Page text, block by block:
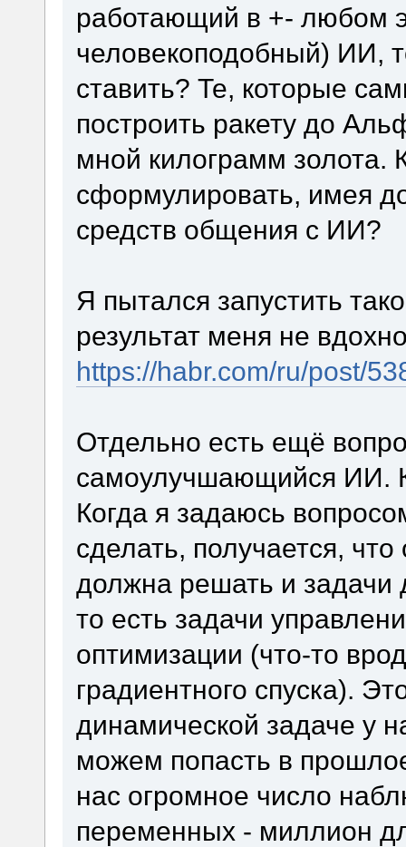
работающий в +- любом
человекоподобный) ИИ,
ставить? Те, которые
построить ракету до
мной килограмм золота.
сформулировать, имея
средств общения с ИИ?
Я пытался запустить
результат меня не
https://habr.com/ru/post/
Отдельно есть ещё
самоулучшающийся ИИ.
Когда я задаюсь
сделать, получается,
должна решать и задачи
то есть задачи
оптимизации (что-то
градиентного спуска).
динамической задаче у
можем попасть в
нас огромное число
переменных - миллион